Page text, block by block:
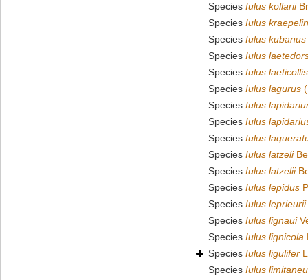
Species Iulus kollarii
Species Iulus
Species Iulus kubanus
Species Iulus
Species Iulus laeticollis
Species Iulus lagurus
Species Iulus
Species Iulus
Species Iulus
Species Iulus latzeli
Species Iulus latzelii
Species Iulus lepidus
Species Iulus leprieurii
Species Iulus lignaui
Species Iulus lignicola
Species Iulus ligulifer
Species Iulus